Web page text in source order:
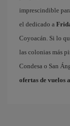
imprescindible
el dedicado a
Coyoacán. Si lo
las colonias más
Condesa o San
ofertas de vuelos